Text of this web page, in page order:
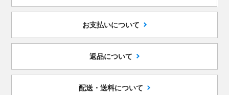
お支払いについて
返品について
配送・送料について